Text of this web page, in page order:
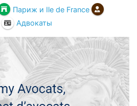
Париж и Ile de France
Адвокаты